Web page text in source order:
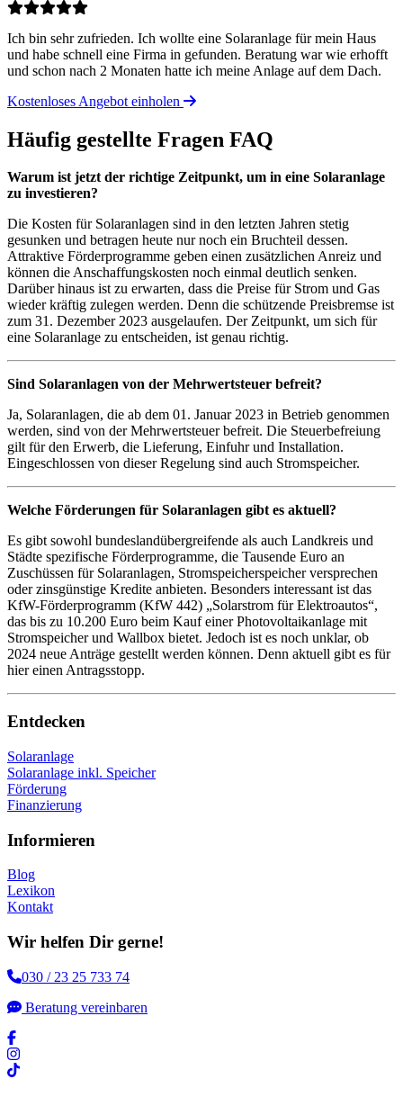
Ich bin sehr zufrieden. Ich wollte eine Solaranlage für mein Haus
und habe schnell eine Firma in gefunden. Beratung war wie erhofft
und schon nach 2 Monaten hatte ich meine Anlage auf dem Dach.
Kostenloses Angebot einholen
Häufig gestellte Fragen FAQ
Warum ist jetzt der richtige Zeitpunkt, um in eine Solaranlage
zu investieren?
Die Kosten für Solaranlagen sind in den letzten Jahren stetig
gesunken und betragen heute nur noch ein Bruchteil dessen.
Attraktive Förderprogramme geben einen zusätzlichen Anreiz und
können die Anschaffungskosten noch einmal deutlich senken.
Darüber hinaus ist zu erwarten, dass die Preise für Strom und Gas
wieder kräftig zulegen werden. Denn die schützende Preisbremse ist
zum 31. Dezember 2023 ausgelaufen. Der Zeitpunkt, um sich für
eine Solaranlage zu entscheiden, ist genau richtig.
Sind Solaranlagen von der Mehrwertsteuer befreit?
Ja, Solaranlagen, die ab dem 01. Januar 2023 in Betrieb genommen
werden, sind von der Mehrwertsteuer befreit. Die Steuerbefreiung
gilt für den Erwerb, die Lieferung, Einfuhr und Installation.
Eingeschlossen von dieser Regelung sind auch Stromspeicher.
Welche Förderungen für Solaranlagen gibt es aktuell?
Es gibt sowohl bundeslandübergreifende als auch Landkreis und
Städte spezifische Förderprogramme, die Tausende Euro an
Zuschüssen für Solaranlagen, Stromspeicherspeicher versprechen
oder zinsgünstige Kredite anbieten. Besonders interessant ist das
KfW-Förderprogramm (KfW 442) „Solarstrom für Elektroautos“,
das bis zu 10.200 Euro beim Kauf einer Photovoltaikanlage mit
Stromspeicher und Wallbox bietet. Jedoch ist es noch unklar, ob
2024 neue Anträge gestellt werden können. Denn aktuell gibt es für
hier einen Antragsstopp.
Entdecken
Solaranlage
Solaranlage inkl. Speicher
Förderung
Finanzierung
Informieren
Blog
Lexikon
Kontakt
Wir helfen Dir gerne!
030 / 23 25 733 74
Beratung vereinbaren